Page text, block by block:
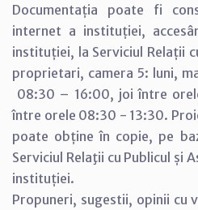
Documentația poate fi
internet a instituției,
instituției, la Serviciul Relații
proprietari, camera 5: luni,
08:30 – 16:00, joi între
între orele 08:30 - 13:30.
poate obține în copie, pe
Serviciul Relaţii cu Publicul și
instituției.
Propuneri, sugestii, opinii cu